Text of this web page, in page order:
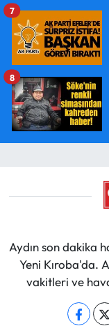
7
8
Aydın son dakika
Yeni Kıroba'da.
vakitleri ve